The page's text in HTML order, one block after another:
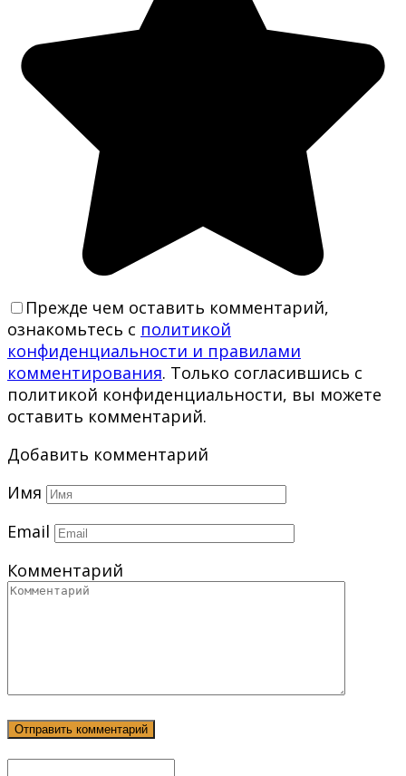
Прежде чем оставить комментарий,
ознакомьтесь с политикой
конфиденциальности и правилами
комментирования. Только согласившись с
политикой конфиденциальности, вы можете
оставить комментарий.
Добавить комментарий
Имя
Email
Комментарий